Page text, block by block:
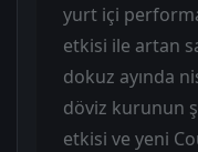
yurt içi
etkisi ile artan
dokuz ayında
döviz kurunun
etkisi ve yeni